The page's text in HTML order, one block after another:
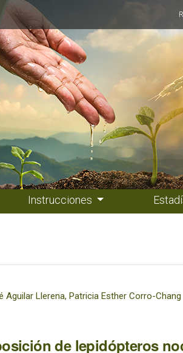
Instrucciones
Aguilar Llerena, Patricia Esther Corro-Chang
de lepidópteros